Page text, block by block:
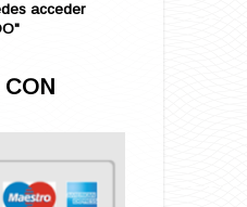
(VENDIDO)
acceder
CON